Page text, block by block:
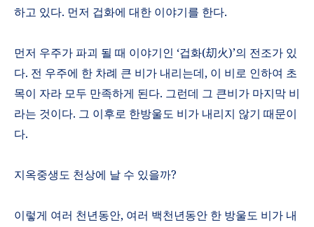
하고 있다. 먼저 겁화에 대한 이야기를 한다.
먼저 우주가 파괴 될 때 이야기인 ‘겁화(刧火)’의 전조가 있
다. 전 우주에 한 차례 큰 비가 내리는데, 이 비로 인하여 초
목이 자라 모두 만족하게 된다. 그런데 그 큰비가 마지막 비
라는 것이다. 그 이후로 한방울도 비가 내리지 않기 때문이
다.
지옥중생도 천상에 날 수 있을까?
이렇게 여러 천년동안, 여러 백천년동안 한 방울도 비가 내